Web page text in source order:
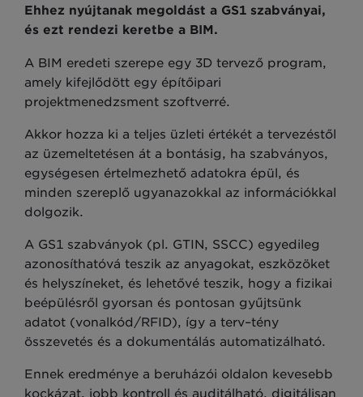
Ehhez nyújtanak megoldást a GS1 szabványai,
és ezt rendezi keretbe a BIM.
A BIM eredeti szerepe egy 3D tervező program,
amely kifejlődött egy építőipari
projektmenedzsment szoftverré.
Akkor hozza ki a teljes üzleti értékét a tervezéstől
az üzemeltetésen át a bontásig, ha szabványos,
egységesen értelmezhető adatokra épül, és
minden szereplő ugyanazokkal az információkkal
dolgozik.
A GS1 szabványok (pl. GTIN, SSCC) egyedileg
azonosíthatóvá teszik az anyagokat, eszközöket
és helyszíneket, és lehetővé teszik, hogy a fizikai
beépülésről gyorsan és pontosan gyűjtsünk
adatot (vonalkód/RFID), így a terv–tény
összevetés és a dokumentálás automatizálható.
Ennek eredménye a beruházói oldalon kevesebb
kockázat, jobb kontroll és auditálható, digitálisan